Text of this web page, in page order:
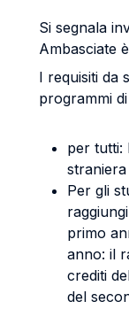
Si segnala
Ambasciate
I requisiti da
programmi
per tutti:
Per gli
primo
anno: il
crediti
del